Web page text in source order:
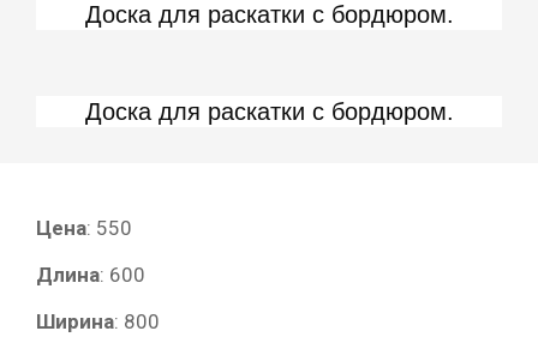
Доска для раскатки с бордюром.
Доска для раскатки с бордюром.
Цена: 550
Длина: 600
Ширина: 800